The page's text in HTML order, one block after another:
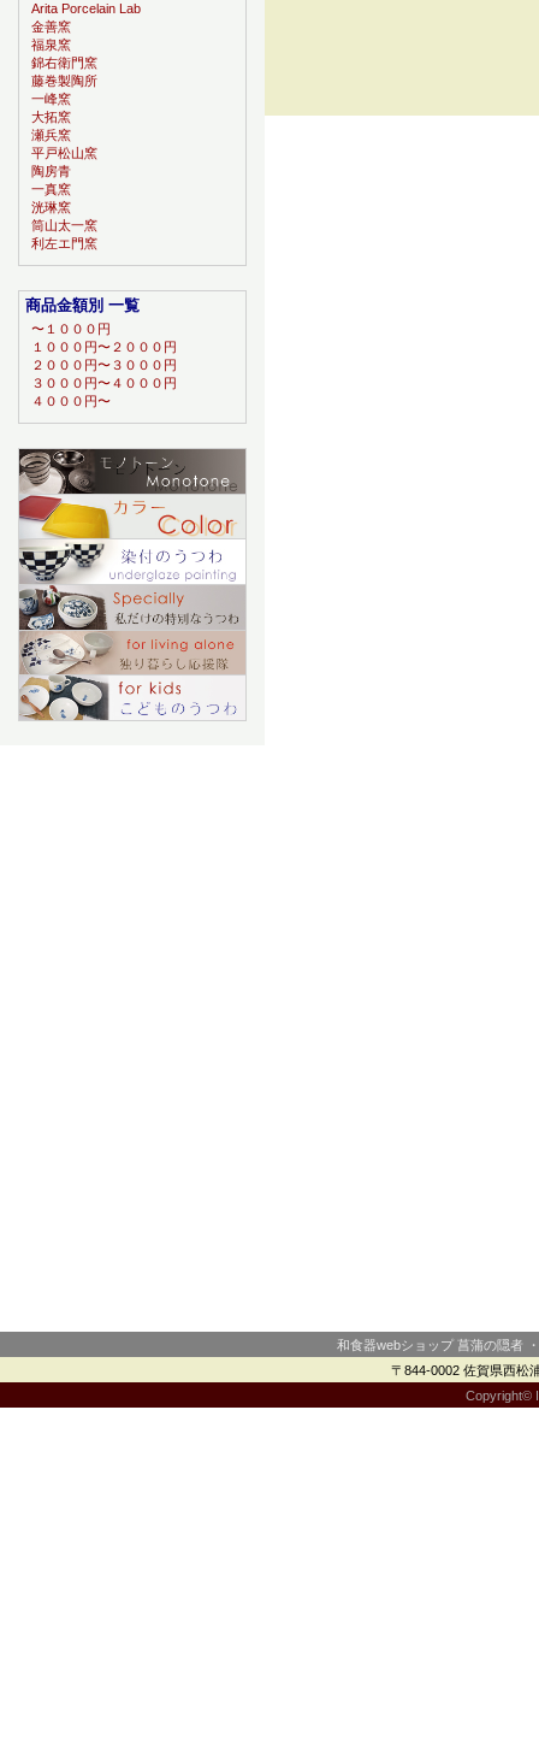
Arita Porcelain Lab
金善窯
福泉窯
錦右衛門窯
藤巻製陶所
一峰窯
大拓窯
瀬兵窯
平戸松山窯
陶房青
一真窯
洸琳窯
筒山太一窯
利左エ門窯
商品金額別 一覧
〜１０００円
１０００円〜２０００円
２０００円〜３０００円
３０００円〜４０００円
４０００円〜
和食器webショップ 菖蒲の隠者
〒844-0002 佐賀県西松
Copyright©